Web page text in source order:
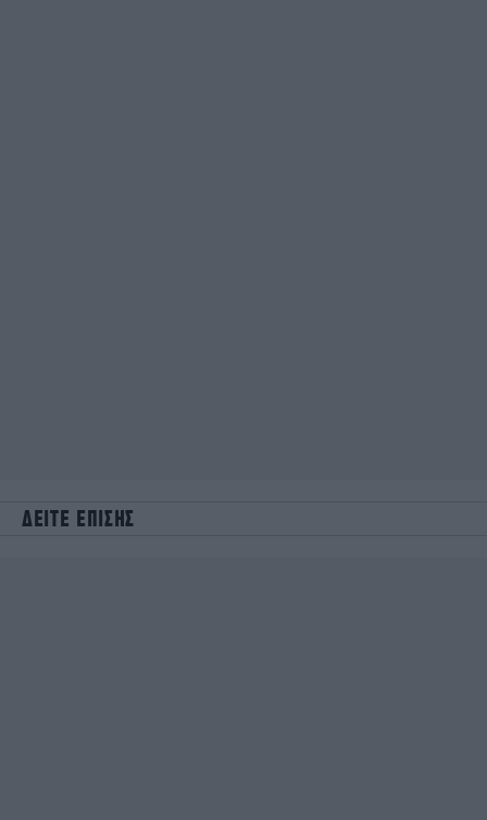
ΔΕΙΤΕ ΕΠΙΣΗΣ